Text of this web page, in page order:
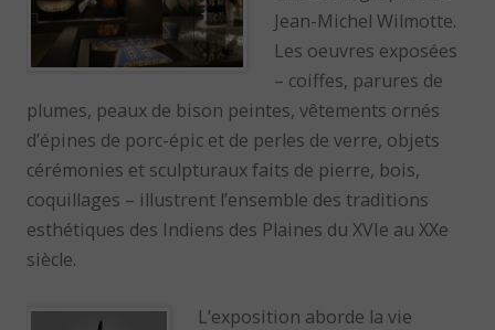
Jean-Michel Wilmotte.
Les oeuvres exposées
– coiffes, parures de
plumes, peaux de bison peintes, vêtements ornés
d’épines de porc-épic et de perles de verre, objets
cérémonies et sculpturaux faits de pierre, bois,
coquillages – illustrent l’ensemble des traditions
esthétiques des Indiens des Plaines du XVIe au XXe
siècle.
L’exposition aborde la vie